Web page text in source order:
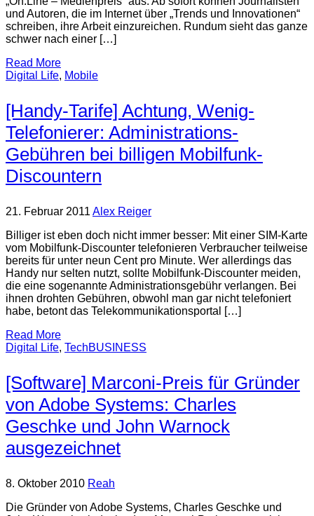
und Autoren, die im Internet über „Trends und Innovationen“
schreiben, ihre Arbeit einzureichen. Rundum sieht das ganze
schwer nach einer […]
Read More
Digital Life, Mobile
[Handy-Tarife] Achtung, Wenig-
Telefonierer: Administrations-
Gebühren bei billigen Mobilfunk-
Discountern
21. Februar 2011 Alex Reiger
Billiger ist eben doch nicht immer besser: Mit einer SIM-Karte
vom Mobilfunk-Discounter telefonieren Verbraucher teilweise
bereits für unter neun Cent pro Minute. Wer allerdings das
Handy nur selten nutzt, sollte Mobilfunk-Discounter meiden,
die eine sogenannte Administrationsgebühr verlangen. Bei
ihnen drohten Gebühren, obwohl man gar nicht telefoniert
habe, betont das Telekommunikationsportal […]
Read More
Digital Life, TechBUSINESS
[Software] Marconi-Preis für Gründer
von Adobe Systems: Charles
Geschke und John Warnock
ausgezeichnet
8. Oktober 2010 Reah
Die Gründer von Adobe Systems, Charles Geschke und